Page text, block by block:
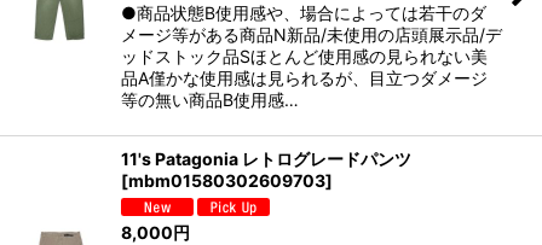
●商品状態B使用感や、場合によっては若干のダ
メージ等がある商品N新品/未使用の店頭展示品/デ
ッドストック品Sほとんど使用感の見られない美
品A僅かな使用感は見られるが、目立つダメージ
等の無い商品B使用感…
11's Patagonia レトログレードパンツ
[mbm01580302609703]
8,000円